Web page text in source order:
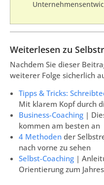
Weiterlesen zu
Nachdem Sie dieser
weiterer Folge sicherlich
Tipps & Tricks:
Mit klarem Kopf durch
Business-Coaching |
kommen am besten an
4 Methoden der
nach vorne zu sehen
Selbst-Coaching |
Orientierung zum